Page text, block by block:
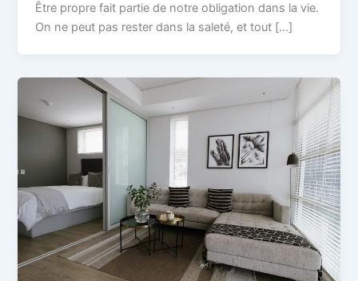
Être propre fait partie de notre obligation dans la vie.
On ne peut pas rester dans la saleté, et tout […]